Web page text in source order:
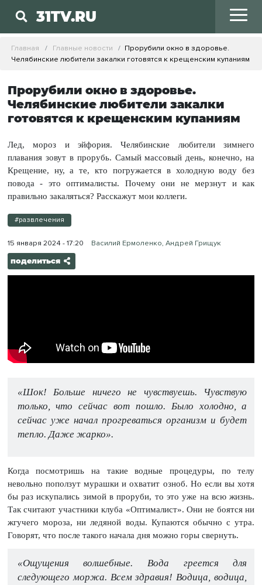
31TV.RU
Главная Главные новости
Прорубили окно в здоровье.
Челябинские любители закалки готовятся к крещенским купаниям
Прорубили окно в здоровье.
Челябинские любители закалки
готовятся к крещенским купаниям
Лед, мороз и эйфория. Челябинские любители зимнего
плавания зовут в прорубь. Самый массовый день, конечно, на
Крещение, ну, а те, кто погружается в холодную воду без
повода - это оптималисты. Почему они не мерзнут и как
правильно закаляться? Расскажут мои коллеги.
#развлечения
15 января 2024 - 17:20 Василий Ермоленко, Андрей Грищук
поделиться
«Шок! Больше ничего не чувствуешь. Чувствую
только, что сейчас вот пошло. Было холодно, а
сейчас уже начал прогреваться организм и будет
тепло. Даже жарко».
Когда посмотришь на такие водные процедуры, по телу
невольно поползут мурашки и охватит озноб. Но если вы хотя
бы раз искупались зимой в проруби, то это уже на всю жизнь.
Так считают участники клуба «Оптималист». Они не боятся ни
жгучего мороза, ни ледяной воды. Купаются обычно с утра.
Говорят, что после такого начала дня можно горы свернуть.
«Ощущения волшебные. Вода греется для
следующего моржа. Всем здравия! Водица, водица,